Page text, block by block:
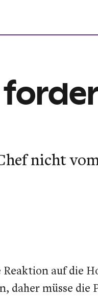
nicht
auf die
daher müsse die